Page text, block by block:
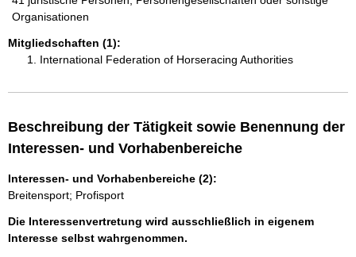
Organisationen
Mitgliedschaften (1):
International Federation of Horseracing Authorities
Beschreibung der Tätigkeit sowie Benennung der
Interessen- und Vorhabenbereiche
Interessen- und Vorhabenbereiche (2):
Breitensport; Profisport
Die Interessenvertretung wird ausschließlich in eigenem
Interesse selbst wahrgenommen.